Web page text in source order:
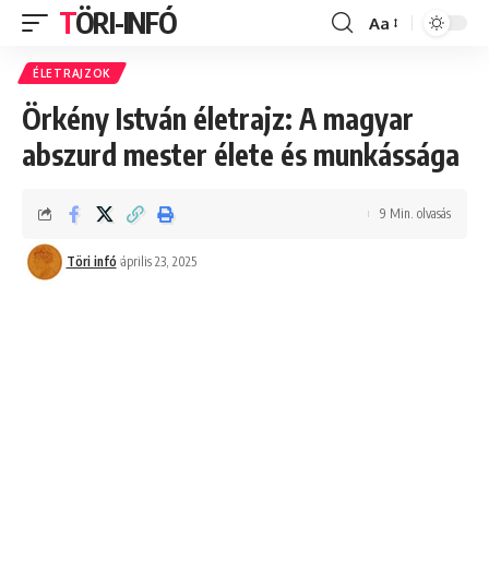
TÖRI-INFÓ
Font
Aa
ÉLETRAJZOK
Örkény István életrajz: A magyar
abszurd mester élete és munkássága
Töri infó április 23, 2025
9 Min. olvasás